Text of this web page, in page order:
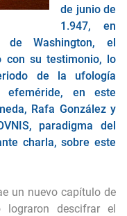
de junio de
1.947, en
Washington, el
con su testimonio, lo
de la ufología
efeméride, en este
Rafa González y
paradigma del
charla, sobre este
un nuevo capítulo de
lograron descifrar el